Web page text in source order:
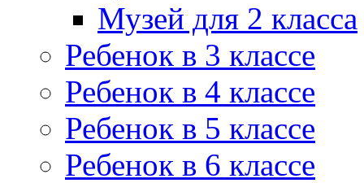
Музей для 2 класса
Ребенок в 3 классе
Ребенок в 4 классе
Ребенок в 5 классе
Ребенок в 6 классе